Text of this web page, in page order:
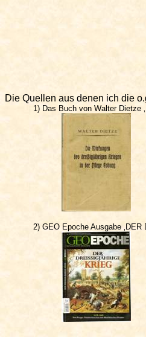
Die Quellen aus denen ich die
1) Das Buch von Walter Dietze
2) GEO Epoche Ausgabe